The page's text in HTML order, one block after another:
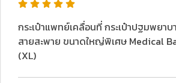
กระเป๋าแพทย์เคลื่อนที่ กระเป๋าปฐมพยา
สายสะพาย ขนาดใหญ่พิเศษ Medical
(XL)